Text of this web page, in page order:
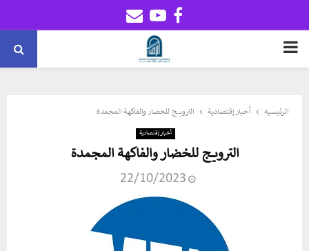
Facebook
Youtube
Email
PRIMARY
الرئيسيه أخبار إقتصادية الترويج للخضار والفاكهة المجمدة
أخبار إقتصادية
الترويج للخضار والفاكهة المجمدة
22/10/2023